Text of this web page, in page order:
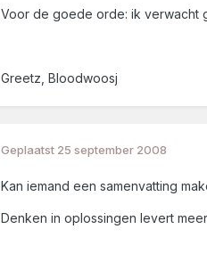
Voor de goede orde: ik verwacht
Greetz, Bloodwoosj
Geplaatst 25 september 2008
Kan iemand een samenvatting
Denken in oplossingen levert